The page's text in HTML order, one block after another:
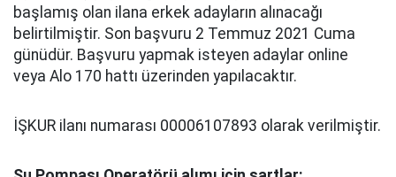
başlamış olan ilana erkek adayların alınacağı
belirtilmiştir. Son başvuru 2 Temmuz 2021 Cuma
günüdür. Başvuru yapmak isteyen adaylar online
veya Alo 170 hattı üzerinden yapılacaktır.
İŞKUR ilanı numarası 00006107893 olarak verilmiştir.